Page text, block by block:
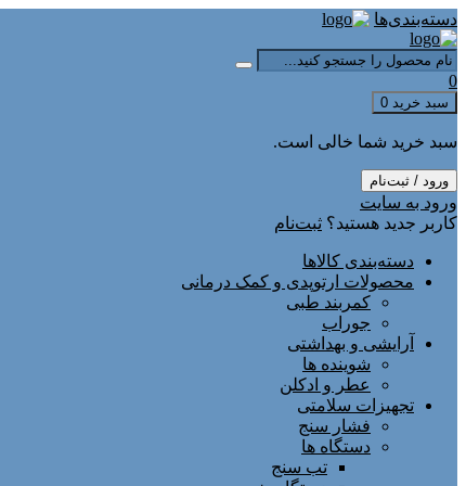
دسته‌بندی‌ها
0
سبد خرید 0
سبد خرید شما خالی است.
ورود / ثبت‌نام
ورود به سایت
کاربر جدید هستید؟ ثبت‌نام
دسته‌بندی کالاها
محصولات ارتوپدی و کمک درمانی
کمربند طبی
جوراب
آرایشی و بهداشتی
شوینده ها
عطر و ادکلن
تجهیزات سلامتی
فشار سنج
دستگاه ها
تب سنج